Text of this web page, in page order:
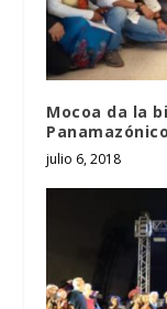
Mocoa da la
julio 6, 2018